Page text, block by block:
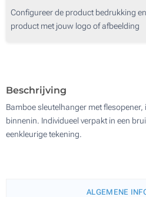
Lasergravering (Aan een kant)
500
Configureer de product bedrukking
product met jouw logo of afbeelding
Beschrijving
Bamboe sleutelhanger met
binnenin. Individueel verpakt in een
eenkleurige tekening.
ALGEMENE